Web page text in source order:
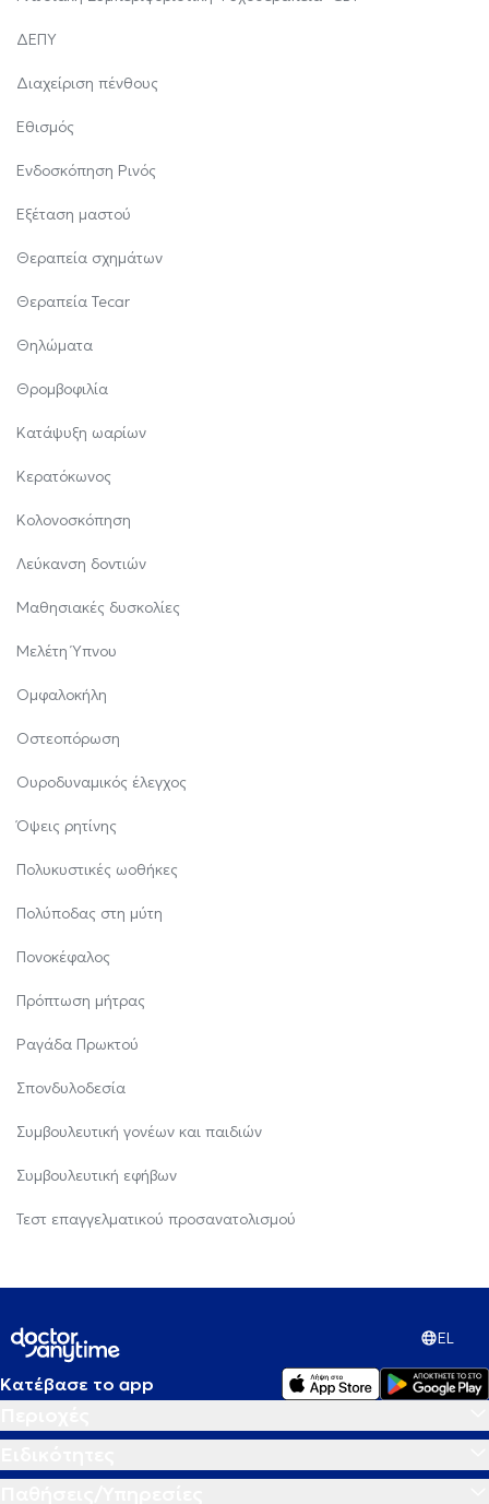
ΔΕΠΥ
Διαχείριση πένθους
Εθισμός
Ενδοσκόπηση Ρινός
Εξέταση μαστού
Θεραπεία σχημάτων
Θεραπεία Tecar
Θηλώματα
Θρομβοφιλία
Κατάψυξη ωαρίων
Κερατόκωνος
Κολονοσκόπηση
Λεύκανση δοντιών
Μαθησιακές δυσκολίες
Μελέτη Ύπνου
Ομφαλοκήλη
Οστεοπόρωση
Ουροδυναμικός έλεγχος
Όψεις ρητίνης
Πολυκυστικές ωοθήκες
Πολύποδας στη μύτη
Πονοκέφαλος
Πρόπτωση μήτρας
Ραγάδα Πρωκτού
Σπονδυλοδεσία
Συμβουλευτική γονέων και παιδιών
Συμβουλευτική εφήβων
Τεστ επαγγελματικού προσανατολισμού
EL
Κατέβασε το app